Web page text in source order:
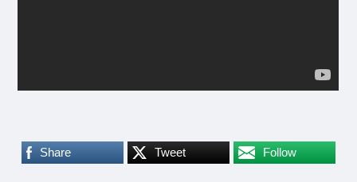
Share Tweet Follow